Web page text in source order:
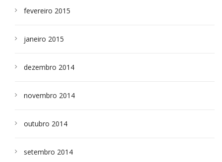
fevereiro 2015
janeiro 2015
dezembro 2014
novembro 2014
outubro 2014
setembro 2014